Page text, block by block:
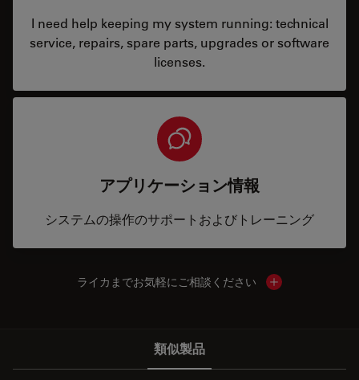
I need help keeping my system running: technical
service, repairs, spare parts, upgrades or software
licenses.
アプリケーション情報
システムの操作のサポートおよびトレーニング
ライカまでお気軽にご相談ください Show local
類似製品